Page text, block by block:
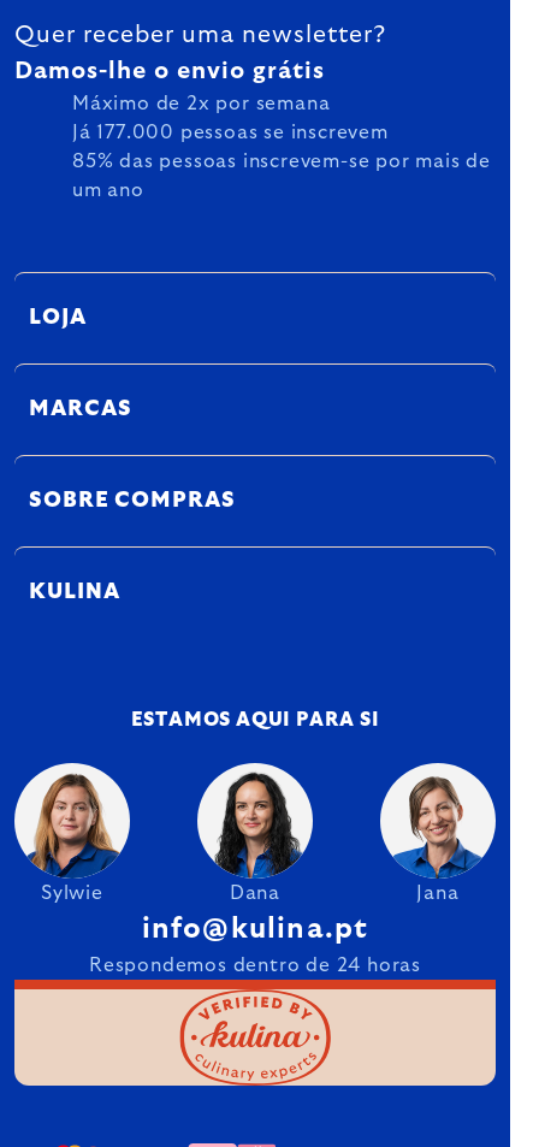
Quer receber uma newsletter?
Damos-lhe o envio grátis
Máximo de 2x por semana
Já 177.000 pessoas se inscrevem
85% das pessoas inscrevem-se por mais de
um ano
LOJA
MARCAS
SOBRE COMPRAS
KULINA
ESTAMOS AQUI PARA SI
Sylwie Dana Jana
info@kulina.pt
Respondemos dentro de 24 horas